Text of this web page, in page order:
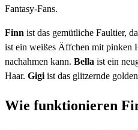
Fantasy-Fans.
Finn ist das gemütliche Faultier,
ist ein weißes Äffchen mit pinken
nachahmen kann. Bella ist ein
Haar. Gigi ist das glitzernde
Wie funktionieren